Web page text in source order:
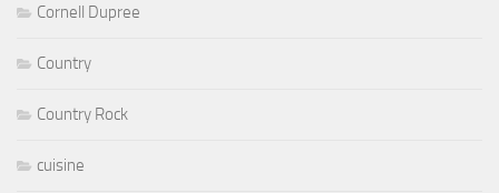
Cornell Dupree
Country
Country Rock
cuisine